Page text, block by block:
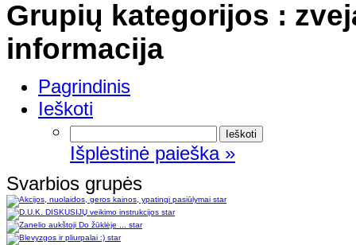
Grupių kategorijos :
informacija
Pagrindinis
Ieškoti
Išplėstinė paieška »
Svarbios grupės
star
star
star
star